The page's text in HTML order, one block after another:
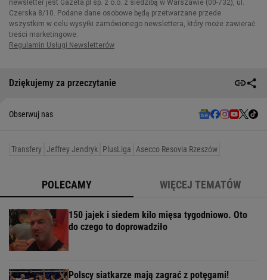
Dziękujemy za przeczytanie
Obserwuj nas
Transfery Jeffrey Jendryk PlusLiga Asecco Resovia Rzeszów
POLECAMY WIĘCEJ TEMATÓW
150 jajek i siedem kilo mięsa tygodniowo. Oto
do czego to doprowadziło
Polscy siatkarze mają zagrać z potęgami!